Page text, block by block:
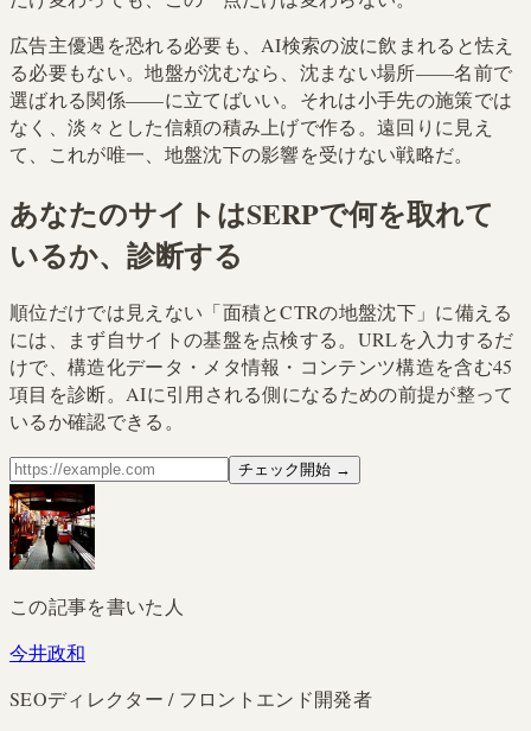
広告主優遇を恐れる必要も、AI検索の波に飲まれると怯え
る必要もない。地盤が沈むなら、沈まない場所——名前で
選ばれる関係——に立てばいい。それは小手先の施策では
なく、淡々とした信頼の積み上げで作る。遠回りに見え
て、これが唯一、地盤沈下の影響を受けない戦略だ。
あなたのサイトはSERPで何を取れて
いるか、診断する
順位だけでは見えない「面積とCTRの地盤沈下」に備える
には、まず自サイトの基盤を点検する。URLを入力するだ
けで、構造化データ・メタ情報・コンテンツ構造を含む45
項目を診断。AIに引用される側になるための前提が整って
いるか確認できる。
チェック開始 →
この記事を書いた人
今井政和
SEOディレクター / フロントエンド開発者